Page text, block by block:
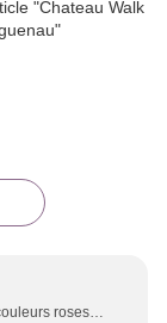
roses…